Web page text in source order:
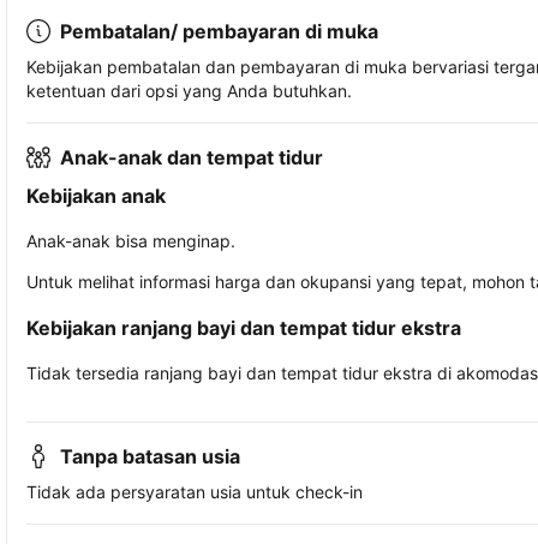
Pembatalan/ pembayaran di muka
Kebijakan pembatalan dan pembayaran di muka bervariasi
ketentuan dari opsi yang Anda butuhkan.
Anak-anak dan tempat tidur
Kebijakan anak
Anak-anak bisa menginap.
Untuk melihat informasi harga dan okupansi yang tepat,
Kebijakan ranjang bayi dan tempat tidur ekstra
Tidak tersedia ranjang bayi dan tempat tidur ekstra di
Tanpa batasan usia
Tidak ada persyaratan usia untuk check-in